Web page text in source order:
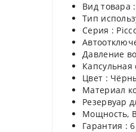
Вид товара
Тип
Серия :
Давление
Капсульная
Цвет :
Материал
Резервуар
Мощность,
Гарантия :